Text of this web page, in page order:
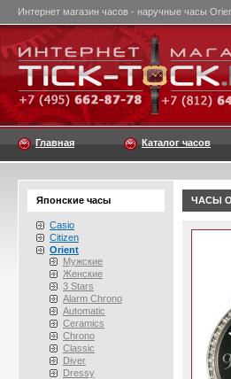
Интернет магазин часов - наручные часы
Главная Каталог часов
Японские часы
Casio
Citizen
Orient
Мужские
Женские
3 Stars
Alarm Chrono
Automatic
Ceramics
Chrono
Classic
Diver
Dressy
ЧАСЫ